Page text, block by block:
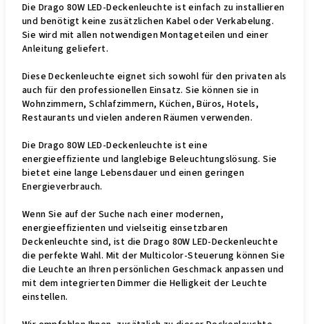
Die Drago 80W LED-Deckenleuchte ist einfach zu installieren
und benötigt keine zusätzlichen Kabel oder Verkabelung.
Sie wird mit allen notwendigen Montageteilen und einer
Anleitung geliefert.
Diese Deckenleuchte eignet sich sowohl für den privaten als
auch für den professionellen Einsatz. Sie können sie in
Wohnzimmern, Schlafzimmern, Küchen, Büros, Hotels,
Restaurants und vielen anderen Räumen verwenden.
Die Drago 80W LED-Deckenleuchte ist eine
energieeffiziente und langlebige Beleuchtungslösung. Sie
bietet eine lange Lebensdauer und einen geringen
Energieverbrauch.
Wenn Sie auf der Suche nach einer modernen,
energieeffizienten und vielseitig einsetzbaren
Deckenleuchte sind, ist die Drago 80W LED-Deckenleuchte
die perfekte Wahl. Mit der Multicolor-Steuerung können Sie
die Leuchte an Ihren persönlichen Geschmack anpassen und
mit dem integrierten Dimmer die Helligkeit der Leuchte
einstellen.